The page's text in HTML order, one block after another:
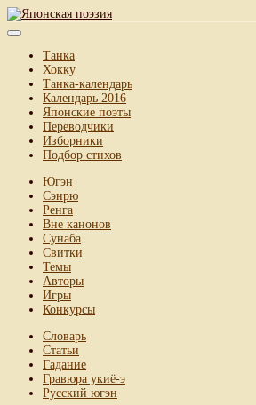
Танка
Хокку
Танка-календарь
Календарь 2016
Японские поэты
Переводчики
Изборники
Подбор стихов
Югэн
Сэнрю
Ренга
Вне канонов
Сунаба
Свитки
Темы
Авторы
Игры
Конкурсы
Словарь
Статьи
Гадание
Гравюра укиё-э
Русский югэн